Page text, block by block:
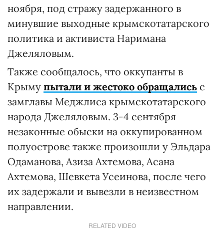
ноября, под стражу задержанного в
минувшие выходные крымскотатарского
политика и активиста Наримана
Джеляловым.
Также сообщалось, что оккупанты в
Крыму пытали и жестоко обращались с
замглавы Меджлиса крымскотатарского
народа Джеляловым. 3-4 сентября
незаконные обыски на оккупированном
полуострове также произошли у Эльдара
Одаманова, Азиза Ахтемова, Асана
Ахтемова, Шевкета Усеинова, после чего
их задержали и вывезли в неизвестном
направлении.
RELATED VIDEO